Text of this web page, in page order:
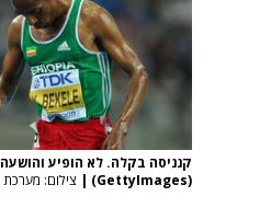
קנניסה בקלה. לא הופיע והושעה
(GettyImages)
| צילום: מערכת ONE